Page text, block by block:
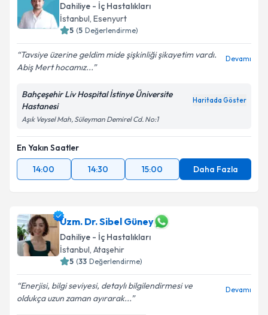
Dahiliye - İç Hastalıkları
İstanbul, Esenyurt
5 (5 Değerlendirme)
Tavsiye üzerine geldim mide şişkinliği şikayetim vardı.
Abiş Mert hocamız...
Devamı
Bahçeşehir Liv Hospital İstinye Üniversite
Hastanesi
Haritada Göster
Aşık Veysel Mah, Süleyman Demirel Cd. No:1
En Yakın Saatler
14:00
14:30 15:00 Daha Fazla
Uzm. Dr. Sibel Güney
Dahiliye - İç Hastalıkları
İstanbul, Ataşehir
5 (33 Değerlendirme)
Enerjisi, bilgi seviyesi, detaylı bilgilendirmesi ve
oldukça uzun zaman ayırarak...
Devamı